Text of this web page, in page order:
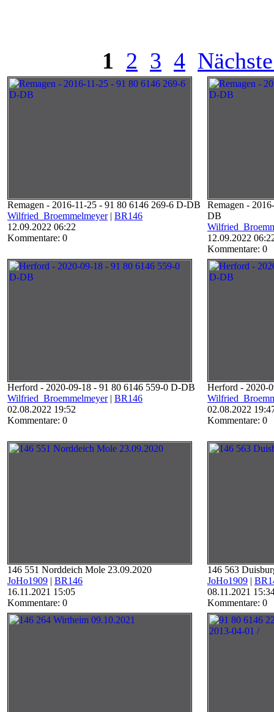
1 2 3 4
Remagen - 2016-11-25 - 91 80 6146 269-6 D-DB
Wilfried_Broemmelmeyer| BR146
12.09.2022 06:22
Kommentare: 0
Remagen -
DB
12.09.2022
Kommentare: 0
Herford - 2020-09-18 - 91 80 6146 559-0 D-DB
Wilfried_Broemmelmeyer| BR146
02.08.2022 19:52
Kommentare: 0
Herford - 2020-
02.08.2022
Kommentare: 0
146 551 Norddeich Mole 23.09.2020
JoHo1909 | BR146
16.11.2021 15:05
Kommentare: 0
146 563
JoHo1909 |
08.11.2021
Kommentare: 0